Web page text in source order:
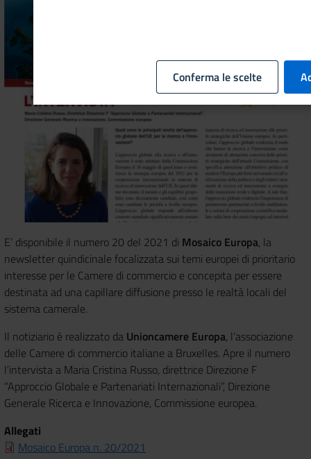
E’ disponibile il numero 20 del 2021 di Mosaico Europa, la
newsletter quindicinale focalizzata sui temi europei di prioritario
interesse per le Camere di commercio e concepita per essere
destinata ad una capillare diffusione presso le realtà locali del
sistema camerale.
Il notiziario è realizzato da Unioncamere Europa, l’associazione
delle Camere di commercio italiane a Bruxelles. Apre il numero
l'intervista a Maria Cristina Russo, direttrice Direzione F
“Approccio Globale e Partenariati Internazionali”, Direzione
Generale Ricerca e Innovazione, Commissione europea.
Allegati
Mosaico Europa n. 20/2021
Conferma le scelte